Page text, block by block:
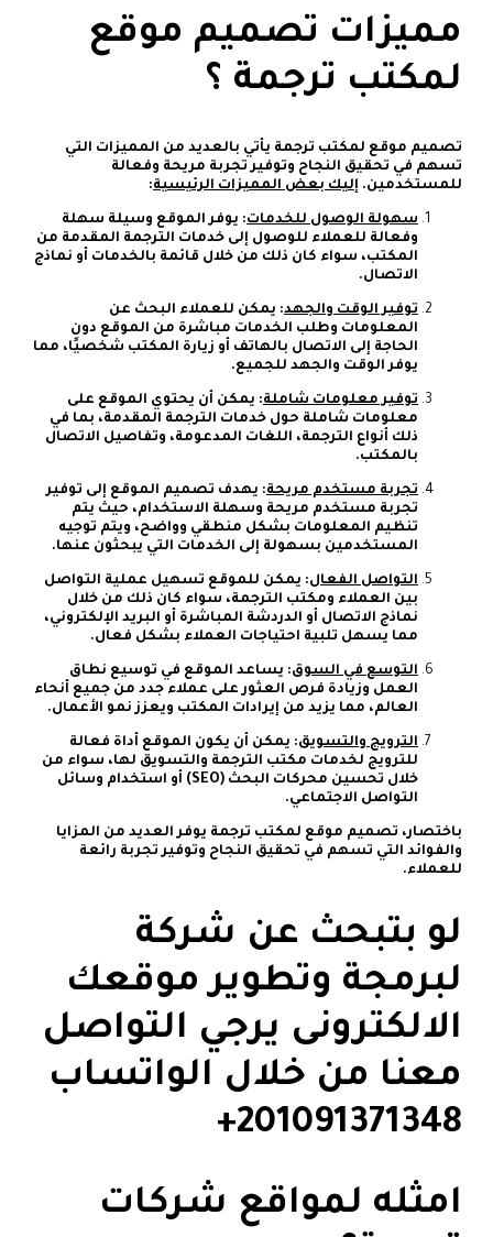
مميزات تصميم موقع
لمكتب ترجمة ؟
تصميم موقع لمكتب ترجمة يأتي بالعديد من المميزات التي
تسهم في تحقيق النجاح وتوفير تجربة مريحة وفعالة
للمستخدمين. إليك بعض المميزات الرئيسية:
سهولة الوصول للخدمات: يوفر الموقع وسيلة سهلة
وفعالة للعملاء للوصول إلى خدمات الترجمة المقدمة من
المكتب، سواء كان ذلك من خلال قائمة بالخدمات أو نماذج
الاتصال.
توفير الوقت والجهد: يمكن للعملاء البحث عن
المعلومات وطلب الخدمات مباشرة من الموقع دون
الحاجة إلى الاتصال بالهاتف أو زيارة المكتب شخصيًا، مما
يوفر الوقت والجهد للجميع.
توفير معلومات شاملة: يمكن أن يحتوي الموقع على
معلومات شاملة حول خدمات الترجمة المقدمة، بما في
ذلك أنواع الترجمة، اللغات المدعومة، وتفاصيل الاتصال
بالمكتب.
تجربة مستخدم مريحة: يهدف تصميم الموقع إلى توفير
تجربة مستخدم مريحة وسهلة الاستخدام، حيث يتم
تنظيم المعلومات بشكل منطقي وواضح، ويتم توجيه
المستخدمين بسهولة إلى الخدمات التي يبحثون عنها.
التواصل الفعال: يمكن للموقع تسهيل عملية التواصل
بين العملاء ومكتب الترجمة، سواء كان ذلك من خلال
نماذج الاتصال أو الدردشة المباشرة أو البريد الإلكتروني،
مما يسهل تلبية احتياجات العملاء بشكل فعال.
التوسع في السوق: يساعد الموقع في توسيع نطاق
العمل وزيادة فرص العثور على عملاء جدد من جميع أنحاء
العالم، مما يزيد من إيرادات المكتب ويعزز نمو الأعمال.
الترويج والتسويق: يمكن أن يكون الموقع أداة فعالة
للترويج لخدمات مكتب الترجمة والتسويق لها، سواء من
خلال تحسين محركات البحث (SEO) أو استخدام وسائل
التواصل الاجتماعي.
باختصار، تصميم موقع لمكتب ترجمة يوفر العديد من المزايا
والفوائد التي تسهم في تحقيق النجاح وتوفير تجربة رائعة
للعملاء.
لو بتبحث عن شركة
لبرمجة وتطوير موقعك
الالكترونى يرجي التواصل
معنا من خلال الواتساب
امثله لمواقع شركات